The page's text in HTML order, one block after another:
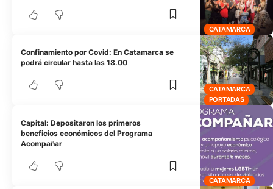
CATAMARCA
CATAMARCA
PORTADAS
Confinamiento por Covid: En Catamarca se
podrá circular hasta las 18.00
CATAMARCA
Capital: Depositaron los primeros
beneficios económicos del Programa
Acompañar